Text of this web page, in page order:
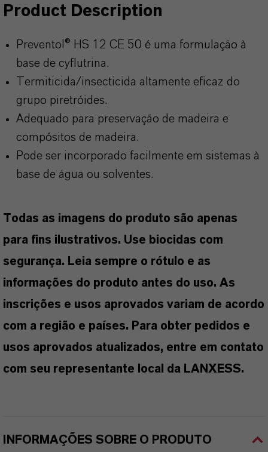
Product Description
Preventol® HS 12 CE 50 é uma formulação à
base de cyflutrina.
Termiticida/insecticida altamente eficaz do
grupo piretróides.
Adequado para preservação de madeira e
compósitos de madeira.
Pode ser incorporado facilmente em sistemas à
base de água ou solventes.
Todas as imagens do produto são apenas
para fins ilustrativos. Use biocidas com
segurança. Leia sempre o rótulo e as
informações do produto antes do uso. As
inscrições e usos aprovados variam de acordo
com a região e países. Para obter pedidos e
usos aprovados atualizados, entre em contato
com seu representante local da LANXESS.
INFORMAÇÕES SOBRE O PRODUTO